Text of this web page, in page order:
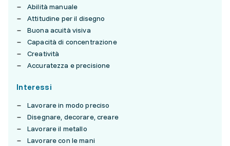
Abilità manuale
Attitudine per il disegno
Buona acuità visiva
Capacità di concentrazione
Creatività
Accuratezza e precisione
Interessi
Lavorare in modo preciso
Disegnare, decorare, creare
Lavorare il metallo
Lavorare con le mani